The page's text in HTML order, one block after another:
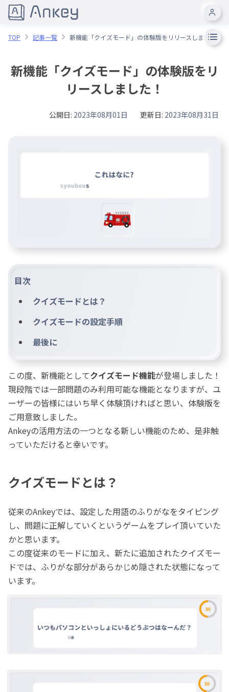
TOP 記事一覧 新機能「クイズモード」の体験版をリリースしました！
新機能「クイズモード」の体験版をリ
リースしました！
公開日: 2023年08月01日 更新日: 2023年08月31日
目次
クイズモードとは？
クイズモードの設定手順
最後に
この度、新機能としてクイズモード機能が登場しました！
現段階では一部問題のみ利用可能な機能となりますが、ユ
ーザーの皆様にはいち早く体験頂ければと思い、体験版を
ご用意致しました。
Ankeyの活用方法の一つとなる新しい機能のため、是非触
っていただけると幸いです。
クイズモードとは？
従来のAnkeyでは、設定した用語のふりがなをタイピング
し、問題に正解していくというゲームをプレイ頂いていた
かと思います。
この度従来のモードに加え、新たに追加されたクイズモー
ドでは、ふりがな部分があらかじめ隠された状態になって
います。